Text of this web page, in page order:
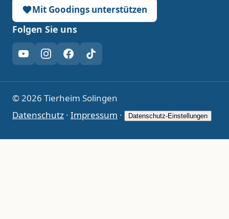
Mit Goodings unterstützen
Folgen Sie uns
YouTubeInstagram
Facebook
TikTok
© 2026 Tierheim Solingen
Datenschutz · Impressum · Datenschutz-Einstellungen